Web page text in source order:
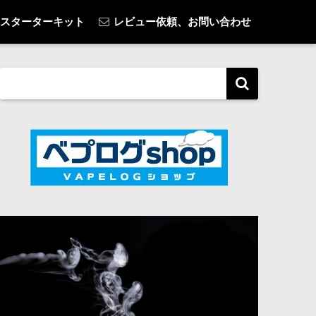
ターターキット レビュー依頼、お問い合わせ